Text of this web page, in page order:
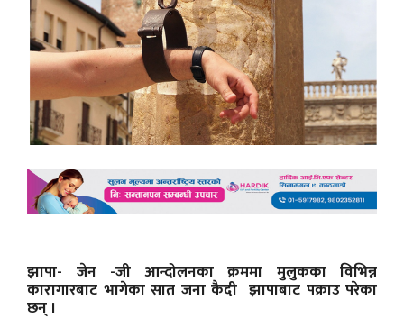
झापा- जेन -जी आन्दोलनका क्रममा मुलुकका विभिन्न
कारागारबाट भागेका सात जना कैदी झापाबाट पक्राउ परेका
छन् ।